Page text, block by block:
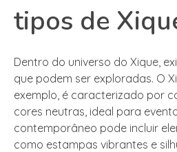
tipos de
Dentro do universo do Xique,
que podem ser exploradas. O
exemplo, é caracterizado por
cores neutras, ideal para
contemporâneo pode incluir
como estampas vibrantes e